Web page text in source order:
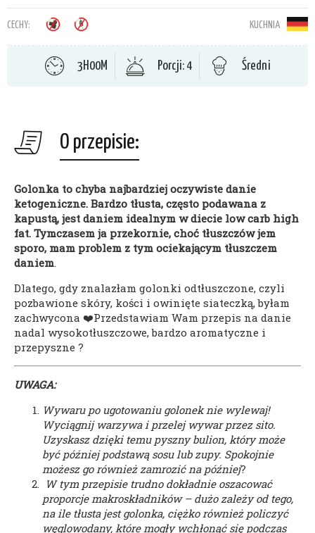
CECHY: KUCHNIA
3H00M Porcji: 4 Średni
O przepisie:
Golonka to chyba najbardziej oczywiste danie
ketogeniczne. Bardzo tłusta, często podawana z
kapustą, jest daniem idealnym w diecie low carb high
fat. Tymczasem ja przekornie, choć tłuszczów jem
sporo, mam problem z tym ociekającym tłuszczem
daniem.
Dlatego, gdy znalazłam golonki odtłuszczone, czyli
pozbawione skóry, kości i owinięte siateczką, byłam
zachwycona ❤️Przedstawiam Wam przepis na danie
nadal wysokotłuszczowe, bardzo aromatyczne i
przepyszne ?
UWAGA:
Wywaru po ugotowaniu golonek nie wylewaj!
Wyciągnij warzywa i przelej wywar przez sito.
Uzyskasz dzięki temu pyszny bulion, który może
być później podstawą sosu lub zupy. Spokojnie
możesz go również zamrozić na później?
W tym przepisie trudno dokładnie oszacować
proporcje makroskładników – dużo zależy od tego,
na ile tłusta jest golonka, ciężko również policzyć
węglowodany, które mogły wchłonąć się podczas